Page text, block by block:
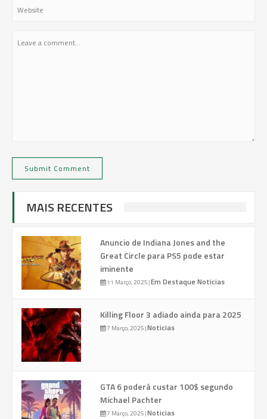
MAIS RECENTES
Anuncio de Indiana Jones and the
Great Circle para PS5 pode estar
iminente
11 Março, 2025|Em Destaque Noticias
Killing Floor 3 adiado ainda para 2025
7 Março, 2025|Noticias
GTA 6 poderá custar 100$ segundo
Michael Pachter
7 Março, 2025|Noticias